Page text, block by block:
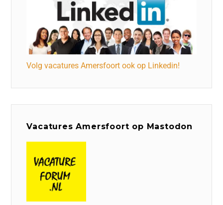
Volg vacatures Amersfoort ook op Linkedin!
Vacatures Amersfoort op Mastodon